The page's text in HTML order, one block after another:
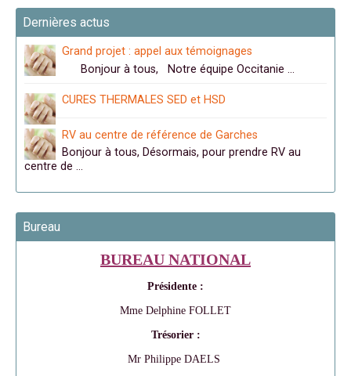
Dernières actus
Grand projet : appel aux témoignages
Bonjour à tous, Notre équipe Occitanie …
CURES THERMALES SED et HSD
RV au centre de référence de Garches
Bonjour à tous, Désormais, pour prendre RV au
centre de …
Bureau
BUREAU NATIONAL
Présidente :
Mme Delphine FOLLET
Trésorier :
Mr Philippe DAELS